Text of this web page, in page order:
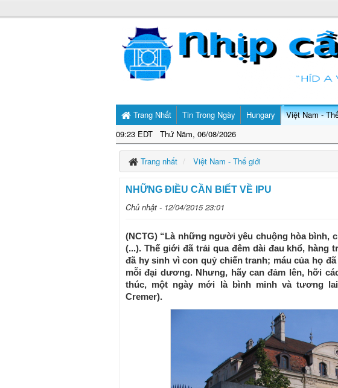
Trang Nhất
09:23 EDT Thứ Năm, 06/08/2026
Tin Trong Ngày Hungary Việt Nam -
Trang nhất Việt Nam - Thế giới
NHỮNG ĐIỀU CẦN BIẾT VỀ IPU
Chủ nhật - 12/04/2015 23:01
(NCTG) “Là những người yêu chuộng hòa bình,
(...). Thế giới đã trải qua đêm dài đau khổ, hàng
đã hy sinh vì con quỷ chiến tranh; máu của họ
mỗi đại dương. Nhưng, hãy can đảm lên, hỡi
thúc, một ngày mới là bình minh và tương
Cremer).